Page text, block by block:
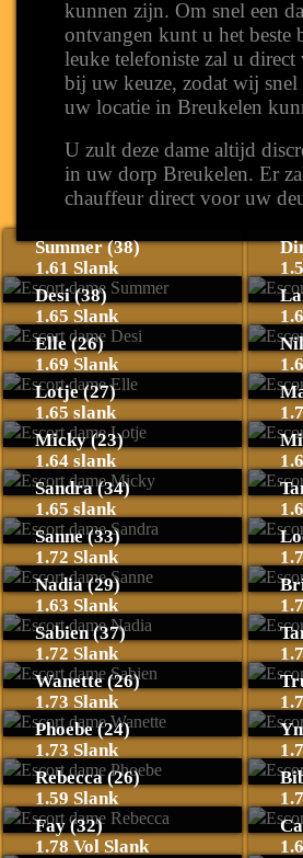
kunnen zijn. Om snel een
ontvangen kunt u het beste
leuke telefoniste zal u direct
bij uw keuze, zodat wij snel
uw locatie in Breukelen
U zult deze dame altijd
in uw dorp Breukelen. Er
chauffeur direct voor uw
Summer (38)
1.61 Slank
Desi (38)
1.65 Slank
Elle (26)
1.69 Slank
Lotje (27)
1.65 slank
Micky (23)
1.64 slank
Sandra (34)
1.65 slank
Sanne (33)
1.72 Slank
Nadia (29)
1.63 Slank
Sabien (37)
1.72 Slank
Wanette (26)
1.73 Slank
Phoebe (24)
1.73 Slank
Rebecca (26)
1.59 Slank
Fay (32)
1.78 Vol Slank